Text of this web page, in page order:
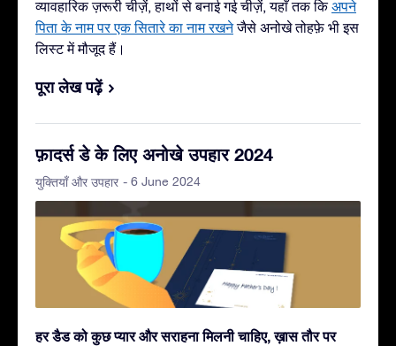
व्यावहारिक ज़रूरी चीज़ें, हाथों से बनाई गई चीज़ें, यहाँ तक किअपने
पिता के नाम पर एक सितारे का नाम रखनेजैसे अनोखे तोहफ़े भी इस
लिस्ट में मौजूद हैं।
पूरा लेख पढ़ें
फ़ादर्स डे के लिए अनोखे उपहार 2024
युक्तियाँ और उपहार - 6 June 2024
हर डैड को कुछ प्यार और सराहना मिलनी चाहिए, ख़ास तौर पर